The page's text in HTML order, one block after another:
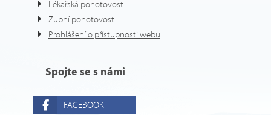
Lékařská pohotovost
Zubní pohotovost
Prohlášení o přístupnosti webu
Spojte se s námi
FACEBOOK